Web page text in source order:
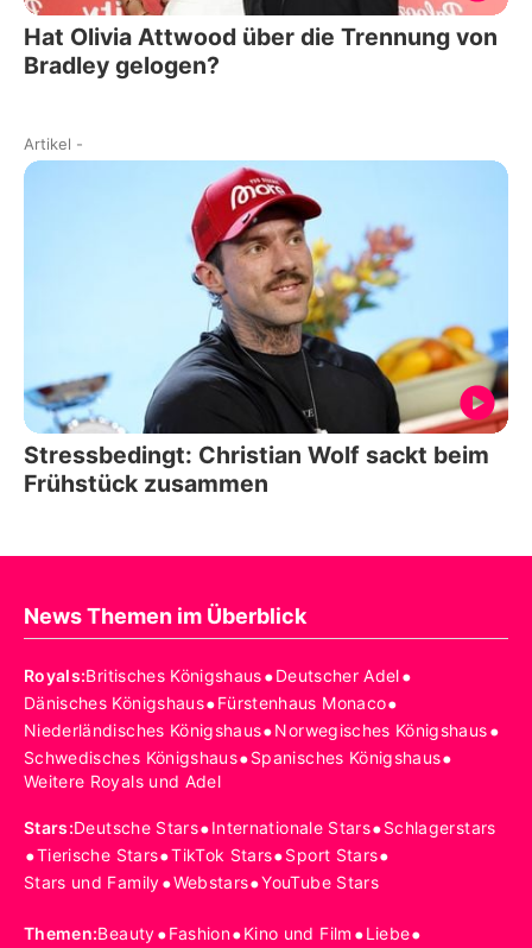
Hat Olivia Attwood über die Trennung von
Bradley gelogen?
Artikel -
Stressbedingt: Christian Wolf sackt beim
Frühstück zusammen
News Themen im Überblick
Royals:Britisches Königshaus•Deutscher Adel•
Dänisches Königshaus•Fürstenhaus Monaco•
Niederländisches Königshaus•Norwegisches Königshaus•
Schwedisches Königshaus•Spanisches Königshaus•
Weitere Royals und Adel
Stars:Deutsche Stars•Internationale Stars•Schlagerstars
•Tierische Stars•TikTok Stars•Sport Stars•
Stars und Family•Webstars•YouTube Stars
Themen:Beauty•Fashion•Kino und Film •Liebe•